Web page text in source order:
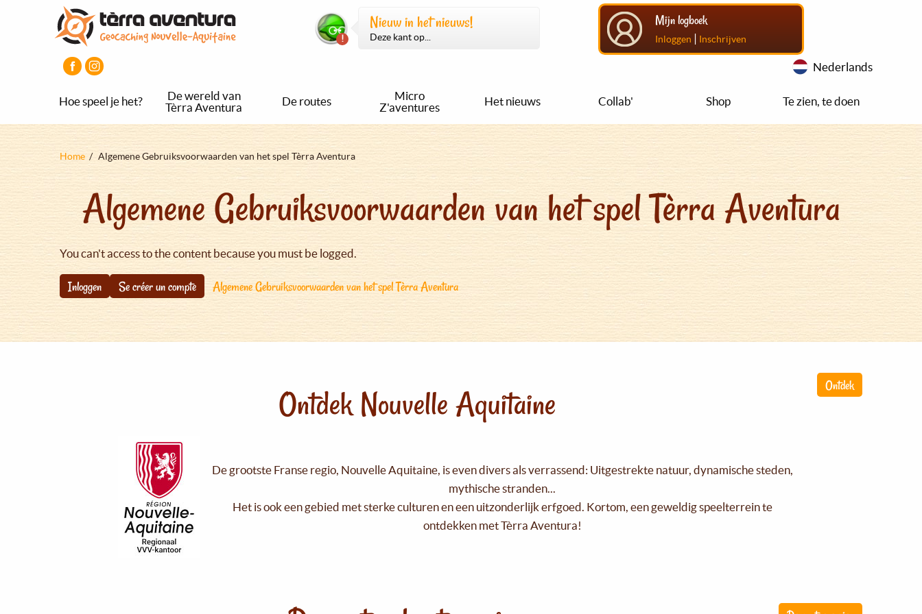
Nieuw in het nieuws!
Deze kant op...
Mijn logboek
Inloggen | Inschrijven
Nederlands
Hoe speel je het?
De wereld van
Tèrra Aventura
De routes
Micro
Z'aventures
Het nieuws Collab' Shop Te zien, te doen
Kruimelpad
Home Algemene Gebruiksvoorwaarden van het spel Tèrra Aventura
Algemene Gebruiksvoorwaarden van het spel Tèrra Aventura
You can't access to the content because you must be logged.
Inloggen Se créer un compte Algemene Gebruiksvoorwaarden van het spel Tèrra Aventura
Ontdek
Ontdek Nouvelle Aquitaine
De grootste Franse regio, Nouvelle Aquitaine, is even divers als verrassend: Uitgestrekte natuur, dynamische steden,
mythische stranden...
Het is ook een gebied met sterke culturen en een uitzonderlijk erfgoed. Kortom, een geweldig speelterrein te
ontdekken met Tèrra Aventura!